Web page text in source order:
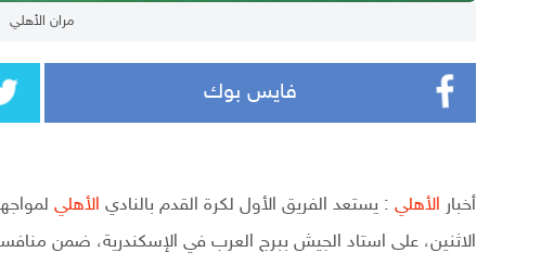
مران الأهلي
فايس بوك
أخبار الأهلي : يستعد الفريق الأول لكرة القدم بالنادي الأهلي
الاثنين، على استاد الجيش ببرج العرب في الإسكندرية، ضمن